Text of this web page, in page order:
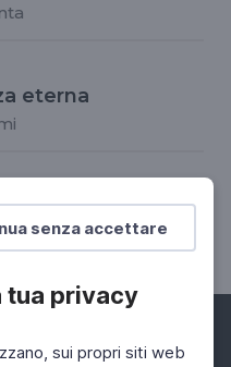
senza accettare
tua privacy
sui propri siti web
eterna
soltanto